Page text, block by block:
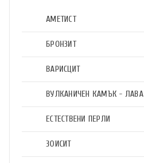
АМЕТИСТ
БРОНЗИТ
ВАРИСЦИТ
ВУЛКАНИЧЕН КАМЪК - ЛАВА
ЕСТЕСТВЕНИ ПЕРЛИ
ЗОИСИТ